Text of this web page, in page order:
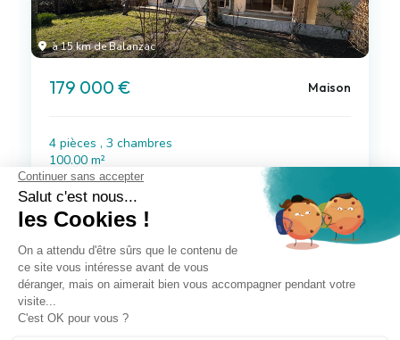
à 15 km de Balanzac
179 000 € Maison
4 pièces , 3 chambres
100.00 m²
Avec jardin, terrasse
Voir le bien